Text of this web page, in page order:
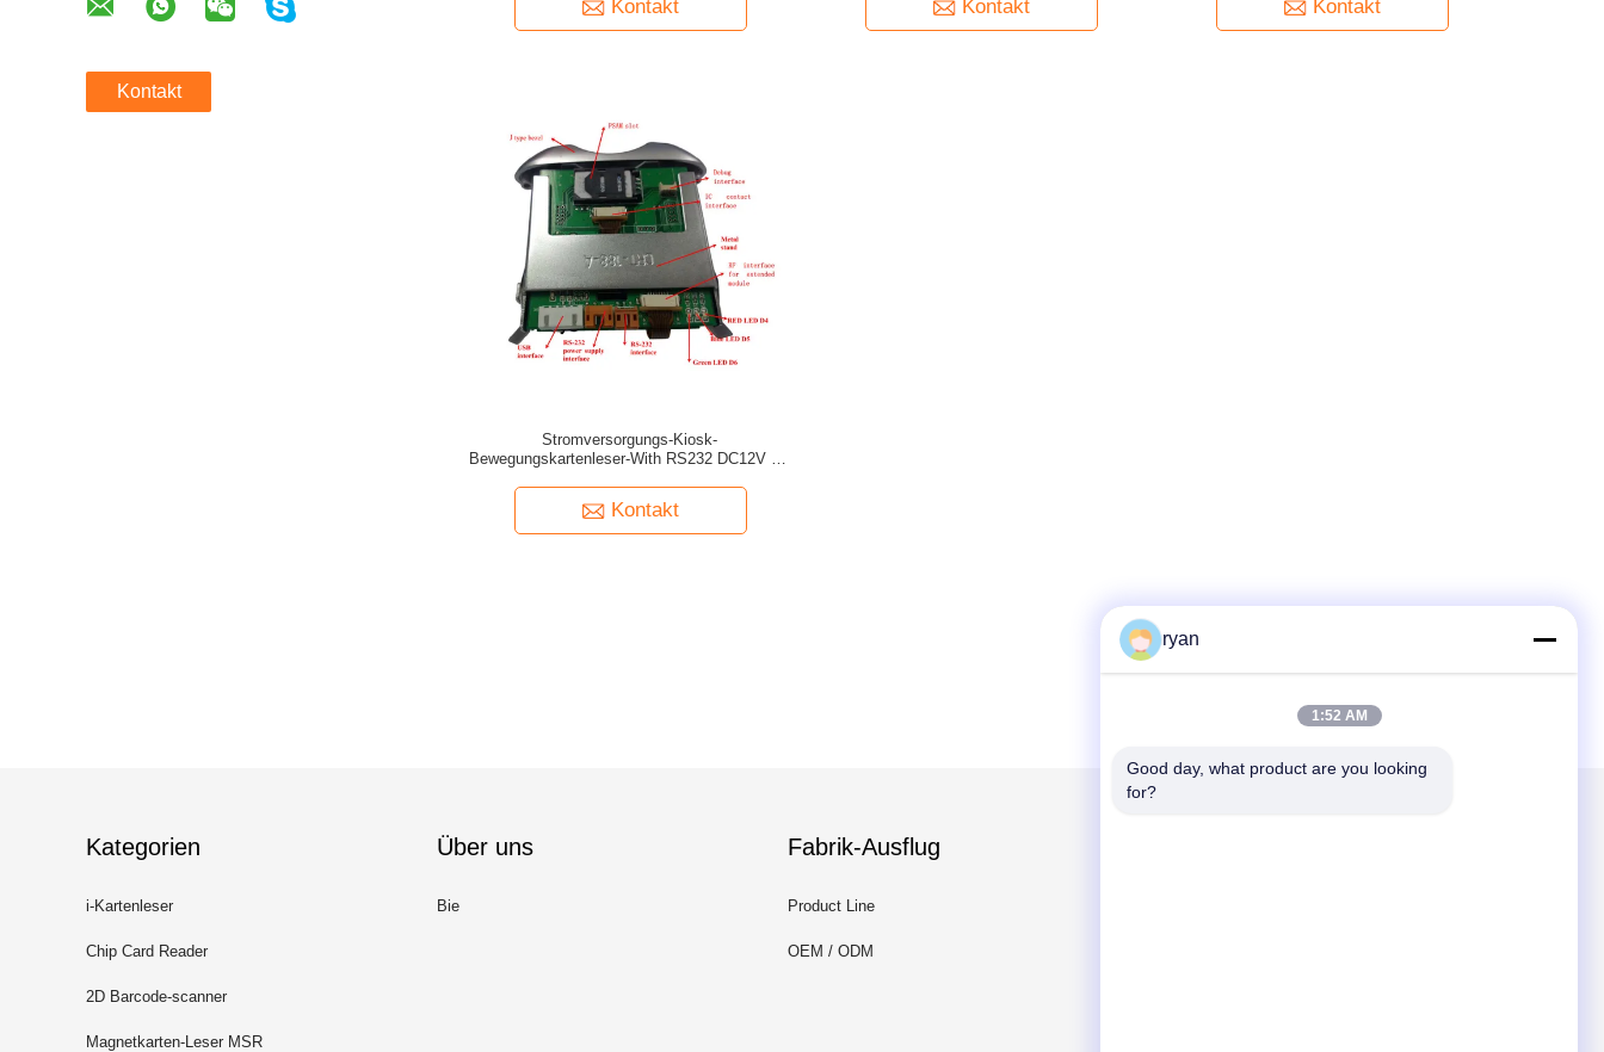
Kontakt
Kontakt Kontakt Kontakt
Stromversorgungs-Kiosk-
Bewegungskartenleser-With RS232 DC12V 2A
Kontakt
Kategorien
i-Kartenleser
Chip Card Reader
2D Barcode-scanner
Magnetkarten-Leser MSR
Über uns
Bie
Fabrik-Ausflug
Product Line
OEM / ODM
ryan
1:52 AM
Good day, what product are you looking
for?